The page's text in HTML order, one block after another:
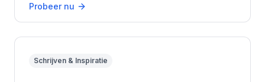
Probeer nu
Schrijven & Inspiratie